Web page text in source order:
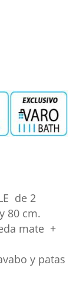
de 2
80 cm.
mate +
y patas